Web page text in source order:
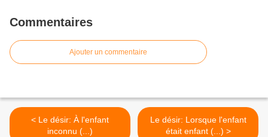
Commentaires
Ajouter un commentaire
< Le désir: À l'enfant
inconnu (...)
Le désir: Lorsque l'enfant
était enfant (...) >